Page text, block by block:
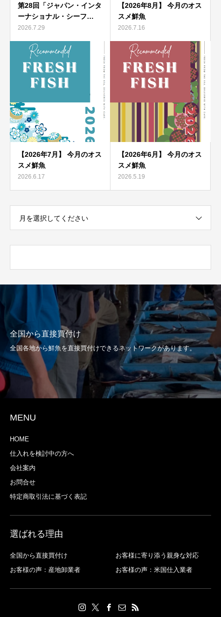
第28回「ジャパン・インタ
ーナショナル・シーフ…
2026.7.29
【2026年8月】 今月のオス
スメ鮮魚
2026.7.16
【2026年7月】 今月のオス
スメ鮮魚
2026.6.17
【2026年6月】 今月のオス
スメ鮮魚
2026.5.19
月を選択してください
全国から直接買付け
全国各地から鮮魚を直接買付けできるネットワークがあります。
MENU
HOME
仕入れを検討中の方へ
会社案内
お問合せ
特定商取引法に基づく表記
選ばれる理由
全国から直接買付け
お客様に寄り添う親身な対応
お客様の声：産地卸業者
お客様の声：米国仕入業者